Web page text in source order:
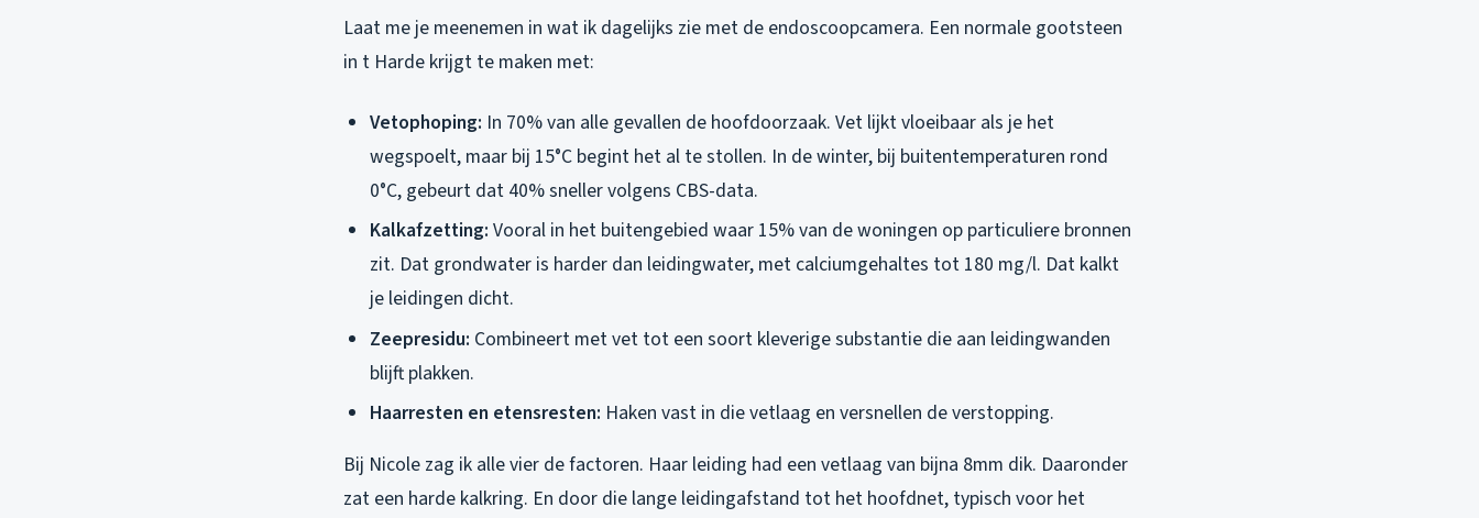
Laat me je meenemen in wat ik dagelijks zie met de endoscoopcamera. Een normale gootsteen
in t Harde krijgt te maken met:
Vetophoping: In 70% van alle gevallen de hoofdoorzaak. Vet lijkt vloeibaar als je het
wegspoelt, maar bij 15°C begint het al te stollen. In de winter, bij buitentemperaturen rond
0°C, gebeurt dat 40% sneller volgens CBS-data.
Kalkafzetting: Vooral in het buitengebied waar 15% van de woningen op particuliere bronnen
zit. Dat grondwater is harder dan leidingwater, met calciumgehaltes tot 180 mg/l. Dat kalkt
je leidingen dicht.
Zeepresidu: Combineert met vet tot een soort kleverige substantie die aan leidingwanden
blijft plakken.
Haarresten en etensresten: Haken vast in die vetlaag en versnellen de verstopping.
Bij Nicole zag ik alle vier de factoren. Haar leiding had een vetlaag van bijna 8mm dik. Daaronder
zat een harde kalkring. En door die lange leidingafstand tot het hoofdnet, typisch voor het